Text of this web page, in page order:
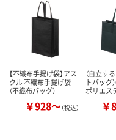
【不織布手提げ袋】アス
クル 不織布手提げ袋
（不織布バッグ）
￥928～（税込）
（自立す
トバッグ
ポリエス
￥